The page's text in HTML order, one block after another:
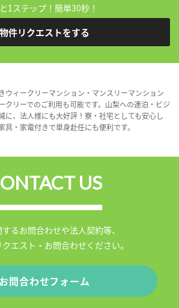
1ステップ！簡単30秒！
物件リクエストをする
ウィークリーマンション・マンスリーマンション
クリーでのご利用も可能です。山梨への連泊・ビジ
に、法人様にも大好評！寮・社宅としても安心し
具・家電付きで単身赴任にも便利です。
US
るお問合わせや法人契約等、
エスト・お問合わせください。
お問合わせフォーム